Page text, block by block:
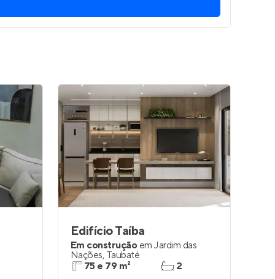
Edifício Taíba
Em construção em Jardim das
Nações, Taubaté
75 e 79 m²
2